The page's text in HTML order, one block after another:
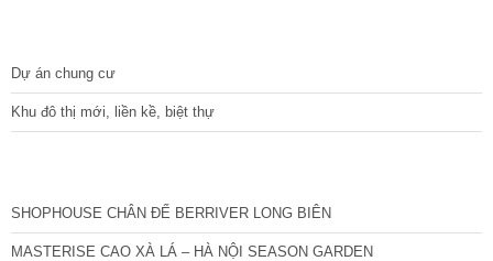
Dự án chung cư
Khu đô thị mới, liền kề, biệt thự
SHOPHOUSE CHÂN ĐẾ BERRIVER LONG BIÊN
MASTERISE CAO XÀ LÁ – HÀ NỘI SEASON GARDEN